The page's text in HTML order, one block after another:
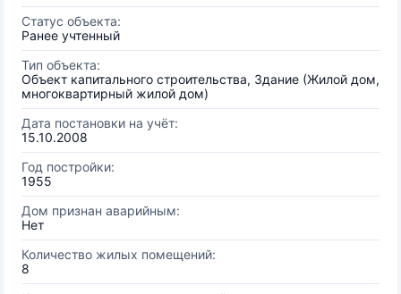
Статус объекта:
Ранее учтенный
Тип объекта:
Объект капитального строительства, Здание (Жилой дом,
многоквартирный жилой дом)
Дата постановки на учёт:
15.10.2008
Год постройки:
1955
Дом признан аварийным:
Нет
Количество жилых помещений:
8